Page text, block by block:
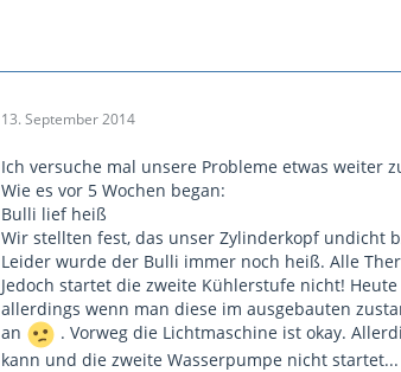
13. September 2014
Ich versuche mal unsere Probleme etwas weiter
Wie es vor 5 Wochen began:
Bulli lief heiß
Wir stellten fest, das unser Zylinderkopf undicht
Leider wurde der Bulli immer noch heiß. Alle
Jedoch startet die zweite Kühlerstufe nicht!
allerdings wenn man diese im ausgebauten
an
. Vorweg die Lichtmaschine ist okay.
kann und die zweite Wasserpumpe nicht